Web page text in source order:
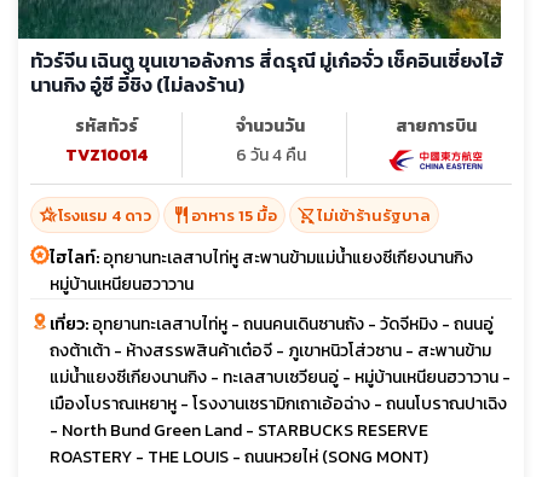
ทัวร์จีน เฉินตู ขุนเขาอลังการ สี่ดรุณี มู่เก๋อจั่ว เช็คอินเซี่ยงไฮ้
นานกิง อู๋ซี อี้ชิง (ไม่ลงร้าน)
รหัสทัวร์
TVZ10014
จำนวนวัน
6 วัน 4 คืน
สายการบิน
hotel_classโรงแรม 4 ดาว restaurant อาหาร 15 มื้อ shopping_cart_offไม่เข้าร้านรัฐบาล
ไฮไลท์:อุทยานทะเลสาบไท่หู สะพานข้ามแม่น้ำแยงซีเกียงนานกิง
หมู่บ้านเหนียนฮวาวาน
เที่ยว:อุทยานทะเลสาบไท่หู - ถนนคนเดินซานถัง - วัดจีหมิง - ถนนอู่
ถงต้าเต้า - ห้างสรรพสินค้าเต๋อจี - ภูเขาหนิวโส่วซาน - สะพานข้าม
แม่น้ำแยงซีเกียงนานกิง - ทะเลสาบเซวียนอู่ - หมู่บ้านเหนียนฮวาวาน -
เมืองโบราณเหยาหู - โรงงานเซรามิกเถาเอ้อฉ่าง - ถนนโบราณปาเฉิง
- North Bund Green Land - STARBUCKS RESERVE
ROASTERY - THE LOUIS - ถนนหวยไห่ (SONG MONT)